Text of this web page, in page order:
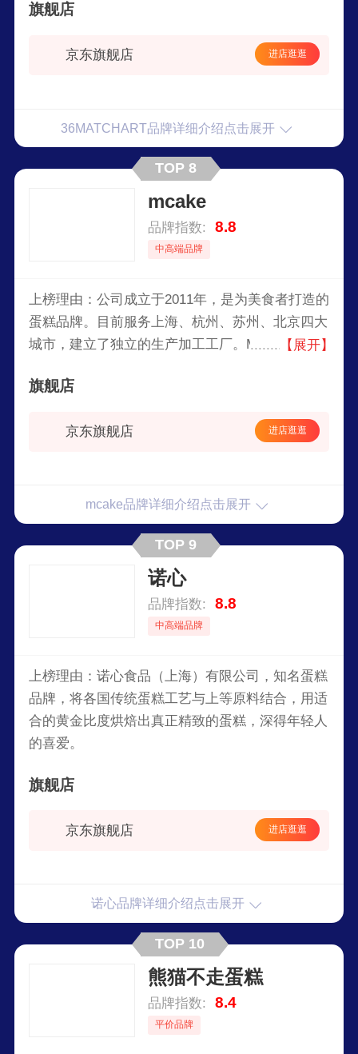
的要求极为苛刻，严选北纬36°的优质抹茶，主要
茶产区。门店产品以抹茶茶饮甜点为主打，而线上
3小时达蛋糕配送服务。
旗舰店
京东旗舰店 进店逛逛
36MATCHART品牌详细介绍点击展开
TOP 8
mcake
品牌指数: 8.8
中高端品牌
上榜理由：公司成立于2011年，是为美食者打造的
蛋糕品牌。目前服务上海、杭州、苏州、北京四大
城市，建立了独立的生产加工工厂。Mcake团队从
自法国等地近70种原材料，严格遵守蛋糕制作工
【展开】
旗舰店
京东旗舰店 进店逛逛
mcake品牌详细介绍点击展开
TOP 9
诺心
品牌指数: 8.8
中高端品牌
上榜理由：诺心食品（上海）有限公司，知名蛋糕
品牌，将各国传统蛋糕工艺与上等原料结合，用适
合的黄金比度烘焙出真正精致的蛋糕，深得年轻人
的喜爱。
旗舰店
京东旗舰店 进店逛逛
诺心品牌详细介绍点击展开
TOP 10
熊猫不走蛋糕
品牌指数: 8.4
平价品牌